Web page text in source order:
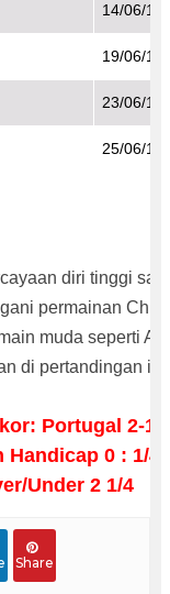
14/06/17
19/06/17
23/06/17
25/06/17
diri tinggi
permainan
muda seperti
di pertandingan ini.
Portugal 2-1
Handicap 0 : 1/4
Under 2 1/4
Share